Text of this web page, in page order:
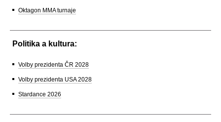
Oktagon MMA turnaje
Politika a kultura:
Volby prezidenta ČR 2028
Volby prezidenta USA 2028
Stardance 2026